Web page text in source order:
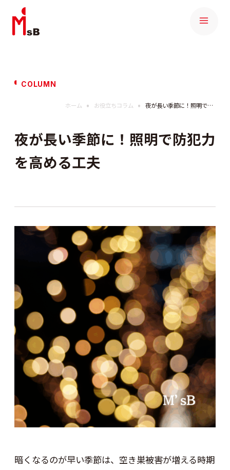
COLUMN
ホーム お役立ちコラム 夜が長い季節に！照明で防犯力を高める工夫
夜が長い季節に！照明で防犯力
を高める工夫
暗くなるのが早い季節は、空き巣被害が増える時期